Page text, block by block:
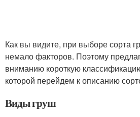
Как вы видите, при выборе сорта
немало факторов. Поэтому
вниманию короткую
которой перейдем к описанию
Виды груш